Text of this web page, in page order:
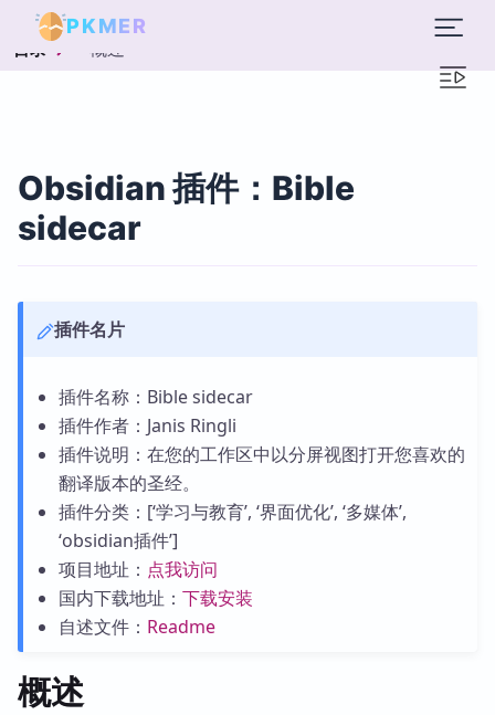
PKMER
目录 概述
Obsidian 插件：Bible
sidecar
插件名片
插件名称：Bible sidecar
插件作者：Janis Ringli
插件说明：在您的工作区中以分屏视图打开您喜欢的
翻译版本的圣经。
插件分类：[‘学习与教育’, ‘界面优化’, ‘多媒体’,
‘obsidian插件’]
项目地址： 点我访问
国内下载地址： 下载安装
自述文件： Readme
概述